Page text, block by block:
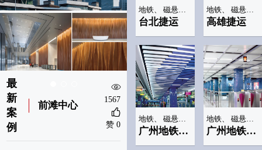
最
新
案
例
前滩中心
1567
赞 0
最
新
案
例
香港铁路(香港站)
1655
赞 0
地铁、 磁悬浮车站
台北捷运
地铁、 磁悬浮车站
高雄捷运
地铁、 磁悬浮车站
广州地铁(四号线)
地铁、 磁悬浮车站
广州地铁(三号线)